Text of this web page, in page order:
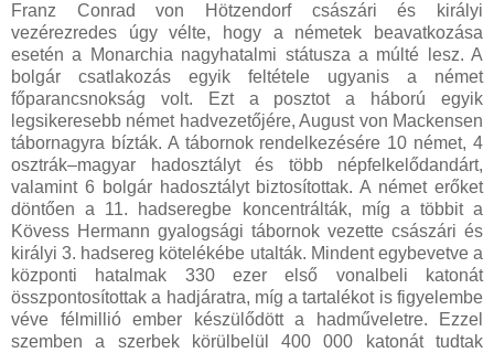
Franz Conrad von Hötzendorf császári és királyi
vezérezredes úgy vélte, hogy a németek beavatkozása
esetén a Monarchia nagyhatalmi státusza a múlté lesz. A
bolgár csatlakozás egyik feltétele ugyanis a német
főparancsnokság volt. Ezt a posztot a háború egyik
legsikeresebb német hadvezetőjére, August von Mackensen
tábornagyra bízták. A tábornok rendelkezésére 10 német, 4
osztrák–magyar hadosztályt és több népfelkelődandárt,
valamint 6 bolgár hadosztályt biztosítottak. A német erőket
döntően a 11. hadseregbe koncentrálták, míg a többit a
Kövess Hermann gyalogsági tábornok vezette császári és
királyi 3. hadsereg kötelékébe utalták. Mindent egybevetve a
központi hatalmak 330 ezer első vonalbeli katonát
összpontosítottak a hadjáratra, míg a tartalékot is figyelembe
véve félmillió ember készülődött a hadműveletre. Ezzel
szemben a szerbek körülbelül 400 000 katonát tudtak